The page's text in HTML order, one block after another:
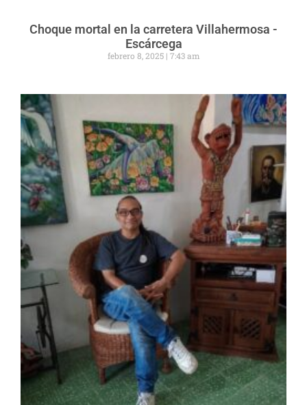
Choque mortal en la carretera Villahermosa -
Escárcega
febrero 8, 2025 7:43 am